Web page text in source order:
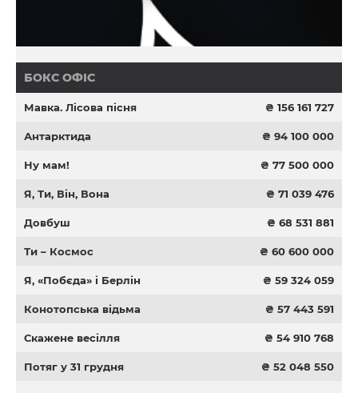
БОКС ОФІС
Мавка. Лісова пісня ₴ 156 161 727
Антарктида ₴ 94 100 000
Ну мам! ₴ 77 500 000
Я, Ти, Він, Вона ₴ 71 039 476
Довбуш ₴ 68 531 881
Ти – Космос ₴ 60 600 000
Я, «Побєда» і Берлін ₴ 59 324 059
Конотопська відьма ₴ 57 443 591
Скажене весілля ₴ 54 910 768
Потяг у 31 грудня ₴ 52 048 550